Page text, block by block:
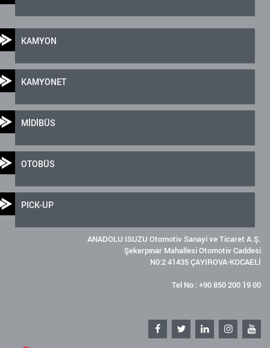
KAMYON
KAMYONET
MİDİBÜS
OTOBÜS
PICK-UP
ANADOLU ISUZU Otomotiv Sanayi ve Ticaret A.Ş.
Şekerpınar Mahallesi Otomotiv Caddesi
N0:2 41435 ÇAYIROVA-KOCAELİ
Tel No : +90 850 200 19 00